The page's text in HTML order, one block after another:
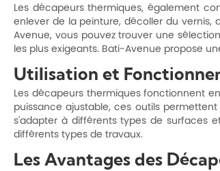
Les décapeurs thermiques, également
enlever de la peinture, décoller du vernis,
Avenue, vous pouvez trouver une
les plus exigeants. Bati-Avenue propose
Utilisation et
Les décapeurs thermiques fonctionnent
puissance ajustable, ces outils
s'adapter à différents types de surfaces
différents types de travaux.
Les Avantages des